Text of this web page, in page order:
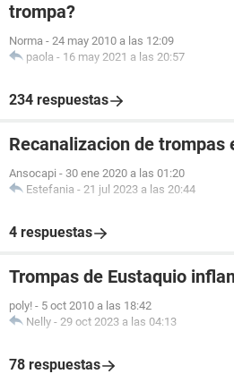
trompa?
Norma - 24 may 2010 a las 12:09
paola - 16 may 2021 a las 20:57
234 respuestas
Recanalizacion de trompas
Ansocapi - 30 ene 2020 a las 01:20
Estefania - 21 jul 2023 a las 20:44
4 respuestas
Trompas de Eustaquio
poly! - 5 oct 2010 a las 18:42
Nelly - 29 oct 2023 a las 04:13
78 respuestas